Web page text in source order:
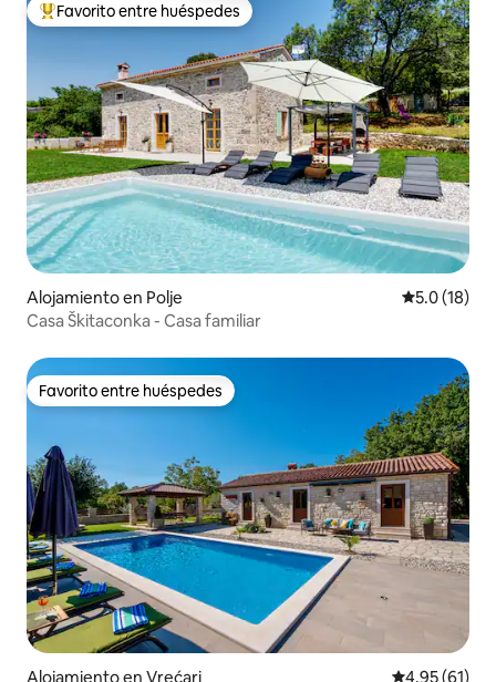
Favorito entre huéspedes preferido
Favorito entre huéspedes
Alojamiento en Polje Calificación
5.0 (18)
Casa Škitaconka - Casa familiar
Favorito entre huéspedes
Favorito entre huéspedes
Alojamiento en Vrećari Calificación
4.95 (61)